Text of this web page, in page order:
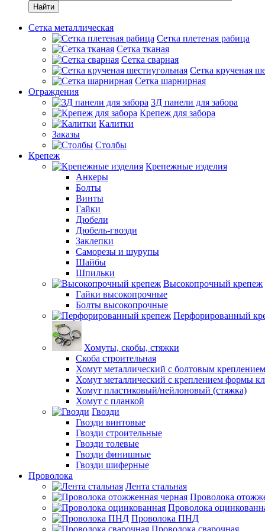
Найти
Сетка металлическая
Сетка плетеная рабица
Сетка тканая
Сетка сварная
Сетка крученая
Сетка шарнирная
Ограждения
3Д панели для забора
Крепеж для забора
Калитки
Заказы
Столбы
Крепеж
Крепежные изделия
Анкеры
Болты
Винты
Гайки
Дюбели
Дюбель-гвозди
Заклепки
Саморезы и шурупы
Шайбы
Шпильки
Высокопрочный крепеж
Гайки высокопрочные
Болты высокопрочные
Перфорированный
Хомуты, скобы, стяжки
Скоба строительная
Хомут металлический с болтовым креплением
Хомут металлический с креплением формы
Хомут пластиковый/нейлоновый (стяжка)
Хомут с планкой
Гвозди
Гвозди винтовые
Гвозди строительные
Гвозди толевые
Гвозди финишные
Гвозди шиферные
Проволока
Лента стальная
Проволока
Проволока
Проволока ПНД
Проволока сварочная